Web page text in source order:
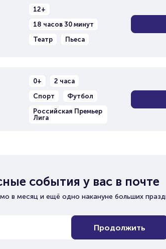
12+
18 часов 30 минут
Театр
Пьеса
0+
2 часа
Спорт
Футбол
Российская Премьер
Лига
события у вас в почте
в месяц и ещё одно накануне больших
Продолжить